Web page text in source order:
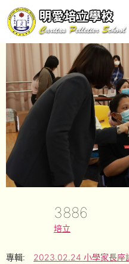
3886
培立
專輯:
2023.02.24 小學家長座